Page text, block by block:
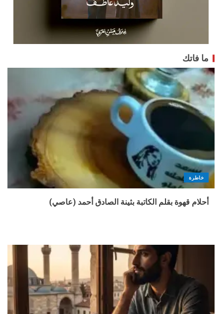
ما فاتك
خاطرة
أحلام قهوة بقلم الكاتبة بثينة الصادق أحمد (عاصي)